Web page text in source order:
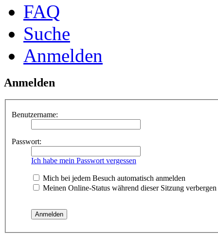
FAQ
Suche
Anmelden
Anmelden
Benutzername:
Passwort:
Ich habe mein Passwort vergessen
Mich bei jedem Besuch automatisch anmelden
Meinen Online-Status während dieser Sitzung verbergen